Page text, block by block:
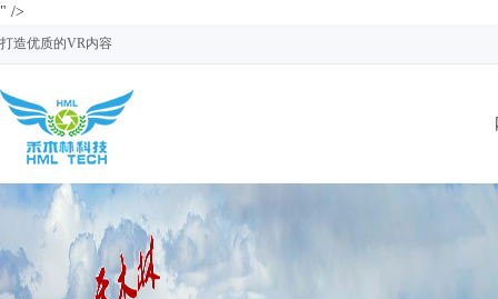
" />
打造优质的VR内容